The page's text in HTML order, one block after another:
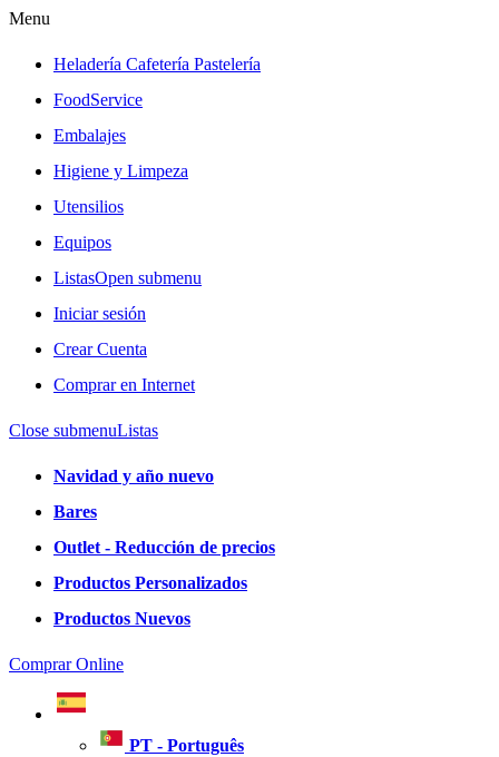
Menu
Heladería Cafetería Pastelería
FoodService
Embalajes
Higiene y Limpeza
Utensilios
Equipos
ListasOpen submenu
Iniciar sesión
Crear Cuenta
Comprar en Internet
Close submenuListas
Navidad y año nuevo
Bares
Outlet - Reducción de precios
Productos Personalizados
Productos Nuevos
Comprar Online
PT - Português